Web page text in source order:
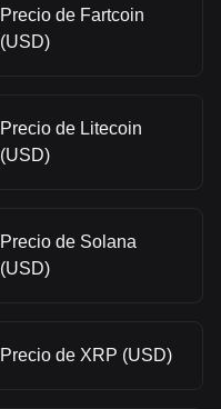
Precio de Fartcoin
(USD)
Precio de Litecoin
(USD)
Precio de Solana
(USD)
Precio de XRP (USD)